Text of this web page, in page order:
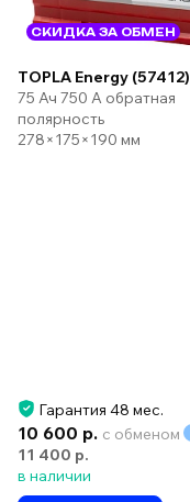
СКИДКА ЗА ОБМЕН
TOPLA Energy (57412)
75 Ач 750 А обратная
полярность
278×175×190 мм
Гарантия 48 мес.
10 600 р. с обменом
11 400 р.
в наличии